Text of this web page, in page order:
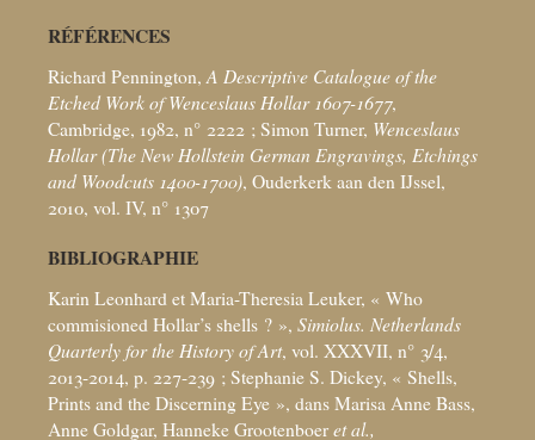
RÉFÉRENCES
Richard Pennington,A Descriptive Catalogue of the
Etched Work of Wenceslaus Hollar 1607-1677,
Cambridge, 1982, n° 2222 ; Simon Turner, Wenceslaus
Hollar (The New Hollstein German Engravings, Etchings
and Woodcuts 1400-1700), Ouderkerk aan den IJssel,
2010, vol. IV, n° 1307
BIBLIOGRAPHIE
Karin Leonhard et Maria-Theresia Leuker, « Who
commisioned Hollar’s shells ? », Simiolus. Netherlands
Quarterly for the History of Art, vol. XXXVII, n° 3/4,
2013-2014, p. 227-239 ; Stephanie S. Dickey, « Shells,
Prints and the Discerning Eye », dans Marisa Anne Bass,
Anne Goldgar, Hanneke Grootenboeret al.,